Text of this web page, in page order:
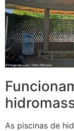
As piscinas de